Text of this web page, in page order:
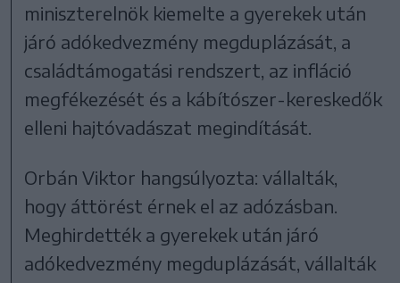
miniszterelnök kiemelte a gyerekek után
járó adókedvezmény megduplázását, a
családtámogatási rendszert, az infláció
megfékezését és a kábítószer-kereskedők
elleni hajtóvadászat megindítását.
Orbán Viktor hangsúlyozta: vállalták,
hogy áttörést érnek el az adózásban.
Meghirdették a gyerekek után járó
adókedvezmény megduplázását, vállalták